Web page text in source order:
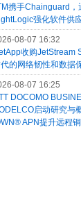
携手Chainguard
强化软件供
08-07 16:32
收购JetStream
的网络韧性和数据
08-07 16:25
DOCOMO
启动研究与
APN提升远程